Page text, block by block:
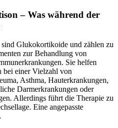
– Was während der
Glukokortikoide und zählen zu
zur Behandlung von
Sie helfen
bei einer Vielzahl von
Asthma, Hauterkrankungen,
Darmerkrankungen oder
Allerdings führt die Therapie zu
Eine angepasste